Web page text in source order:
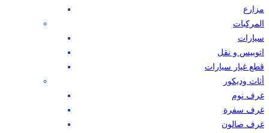
مزارع
المركبات
سيارات
اتوبيس و نقل
قطع غيار سيارات
أثاث وديكور
غرف نوم
غرف سفرة
غرف صالون